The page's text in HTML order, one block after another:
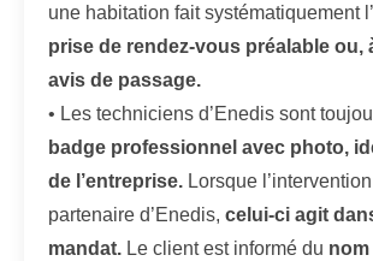
une habitation fait systématiquement
prise de rendez-vous préalable ou,
avis de passage.
• Les techniciens d’Enedis sont
badge professionnel avec photo,
de l’entreprise. Lorsque
partenaire d’Enedis, celui-ci agit
mandat. Le client est informé du nom